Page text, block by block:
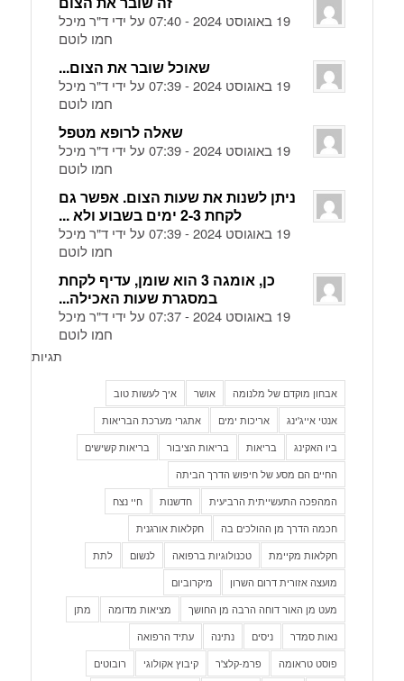
19 באוגוסט 2024 - 07:40 על ידי ד"ר מיכל
חמו לוטם
שאוכל שובר את הצום...
19 באוגוסט 2024 - 07:39 על ידי ד"ר מיכל
חמו לוטם
שאלה לרופא מטפל
19 באוגוסט 2024 - 07:39 על ידי ד"ר מיכל
חמו לוטם
ניתן לשנות את שעות הצום. אפשר גם
לקחת 2-3 ימים בשבוע ולא ...
19 באוגוסט 2024 - 07:39 על ידי ד"ר מיכל
חמו לוטם
כן, אומגה 3 הוא שומן, עדיף לקחת
במסגרת שעות האכילה...
19 באוגוסט 2024 - 07:37 על ידי ד"ר מיכל
חמו לוטם
תגיות
אבחון מוקדם של מלנומה אושר
איך לעשות טוב
אנטי אייג'ינג
אריכות ימים
אתגרי מערכת הבריאות
ביו האקינג
בריאות בריאות הציבור
בריאות קשישים
החיים הם מסע של חיפוש הדרך הביתה
המהפכה התעשייתית הרביעית
חדשנות
חיי נצח
חכמה הדרך מן ההולכים בה
חקלאות אורגנית
חקלאות מקיימת
טכנולוגיות ברפואה לנשום
לתת
מועצה אזורית דרום השרון
מיקרוביום
מעט מן האור דוחה הרבה מן החושך
מציאות מדומה
מתן
נאות סמדר
ניסים נתינה
עתיד הרפואה
פוסט טראומה
פרמ-קלצ'ר קיבוץ אקולוגי
רובוטים